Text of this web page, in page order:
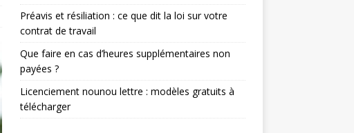
Préavis et résiliation : ce que dit la loi sur votre
contrat de travail
Que faire en cas d’heures supplémentaires non
payées ?
Licenciement nounou lettre : modèles gratuits à
télécharger